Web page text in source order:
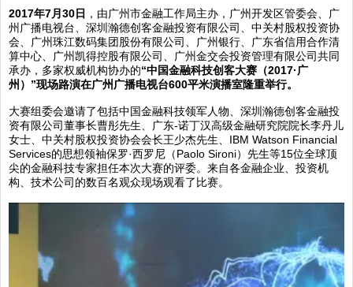
2017年7月 30日 ，由广州市金融工作局主办，广州开发区管委会、广
州广播电视台、深圳瀚德创客金融投资有限公司、中关村股权投资协
会、广州珠江数码集团股份有限公司、广州银行、广东省信用合作清
算中心、广州凯得控股有限公司、广州金交会投资管理有限公司共同
承办，多家权威机构协办的“中国金融科技创客大赛（2017·广
州） ”现场路演在广州广播电视台600平米演播室隆重举行。
大赛组委会邀请了包括中国金融科技领军人物、深圳瀚德创客金融投
资有限公司董事长曹彤先生、广东-诺丁汉高级金融研究院院长李丹儿
女士、中关村股权投资协会会长王少杰先生、IBM Watson Financial
Services的思想领袖保罗·西罗尼（Paolo Sironi）先生等15位全球顶
尖的金融科技专家担任本次大赛的评委。来自各金融企业、投资机
构、技术公司的数百名观众现场观看了比赛。